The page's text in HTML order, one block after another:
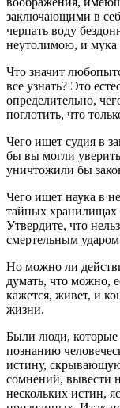
заключающими в
черпать воду
неутолимою, и мука
Чтo значит
все узнать? Это
определительно,
поглотить, что
Чего ищет судия в
бы вы могли
уничтожили бы
Чего ищет наука в
тайных хранилищах
Утвердите, что
смертельным
Но можно ли
думать, что можно,
кажется, живет, и
жизни.
Были люди, которые
познанию
истину,
сомнений, вывести
нескольких истин,